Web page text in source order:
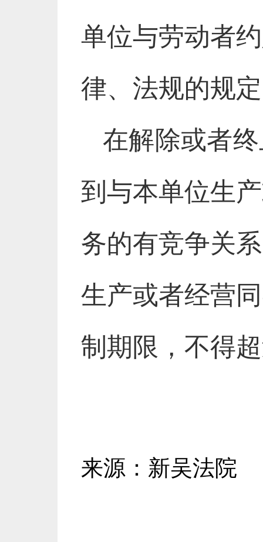
单位与劳动者
律、法规的规
在解除或者
到与本单位生
务的有竞争关
生产或者经营
制期限，不得
来源：新吴法院